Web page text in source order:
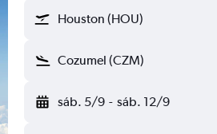
Houston (HOU)
Cozumel (CZM)
sáb. 5/9 - sáb. 12/9